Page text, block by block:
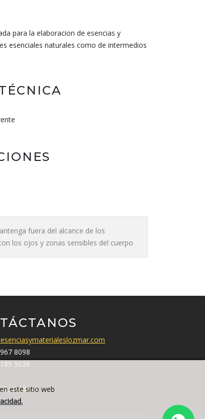
este sitio web
para la elaboracion de esencias y
esenciales naturales como de intermedios
fuera del alcance de los
los ojos y zonas sensibles del cuerpo
8098
5026
en Línea